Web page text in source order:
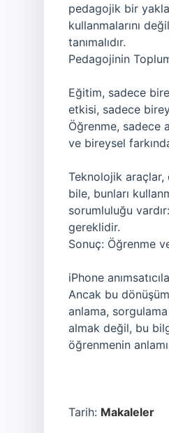
pedagojik bir
kullanmalarını
tanımalıdır.
Pedagojinin
Eğitim, sadece
etkisi, sadece
Öğrenme, sadece
ve bireysel
Teknolojik araçlar,
bile, bunları
sorumluluğu
gereklidir.
Sonuç: Öğrenme
iPhone
Ancak bu
anlama,
almak değil, bu
öğrenmenin
Tarih: Makaleler